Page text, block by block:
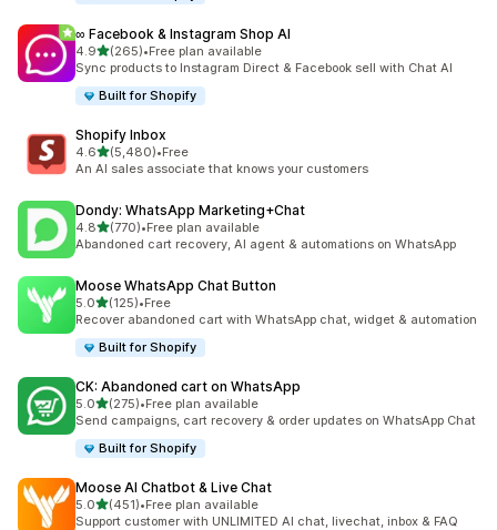
∞ Facebook & Instagram Shop AI
4.9滿分 5 顆星
(265)
共有 265 則評價
•Free plan available
Sync products to Instagram Direct & Facebook sell with Chat AI
Built for Shopify
Shopify Inbox
4.6滿分 5 顆星
(5,480)
共有 5480 則評價
•Free
An AI sales associate that knows your customers
Dondy: WhatsApp Marketing+Chat
4.8滿分 5 顆星
(770)
共有 770 則評價
•Free plan available
Abandoned cart recovery, AI agent & automations on WhatsApp
Moose WhatsApp Chat Button
5.0滿分 5 顆星
(125)
共有 125 則評價
•Free
Recover abandoned cart with WhatsApp chat, widget & automation
Built for Shopify
CK: Abandoned cart on WhatsApp
5.0滿分 5 顆星
(275)
共有 275 則評價
•Free plan available
Send campaigns, cart recovery & order updates on WhatsApp Chat
Built for Shopify
Moose AI Chatbot & Live Chat
5.0滿分 5 顆星
(451)
共有 451 則評價
•Free plan available
Support customer with UNLIMITED AI chat, livechat, inbox & FAQ